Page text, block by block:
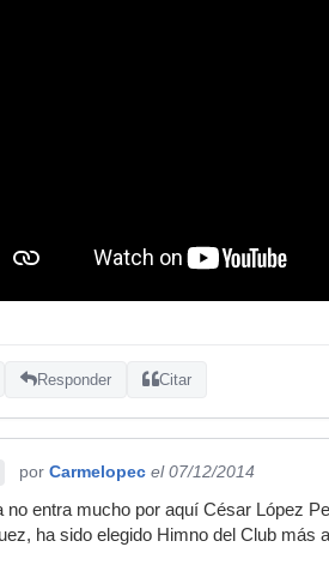
Responder Citar
por Carmelopec el 07/12/2014
no entra mucho por aquí César López
ha sido elegido Himno del Club más